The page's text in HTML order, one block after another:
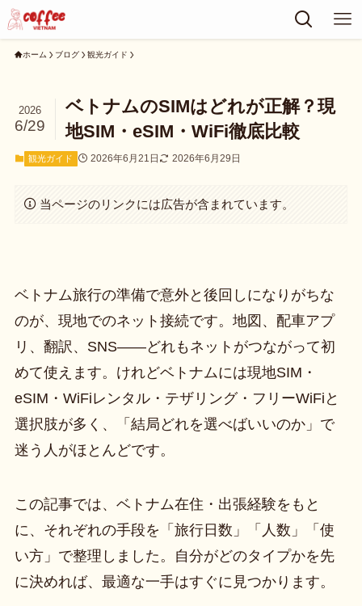
ホーム ブログ 観光ガイド
ベトナムのSIMはどれが正解？現
地SIM・eSIM・WiFi徹底比較
2026
6/29
観光ガイド 2026年6月21日 2026年6月29日
当ページのリンクには広告が含まれています。
ベトナム旅行の準備で意外と後回しになりがちな
のが、現地でのネット接続です。地図、配車アプ
リ、翻訳、SNS——どれもネットがつながって初
めて使えます。けれどベトナムには現地SIM・
eSIM・WiFiレンタル・テザリング・フリーWiFiと
選択肢が多く、「結局どれを選べばいいのか」で
迷う人がほとんどです。
この記事では、ベトナム在住・出張経験をもと
に、それぞれの手段を「旅行日数」「人数」「使
い方」で整理しました。自分がどのタイプかを先
に決めれば、最適な一手はすぐに見つかります。